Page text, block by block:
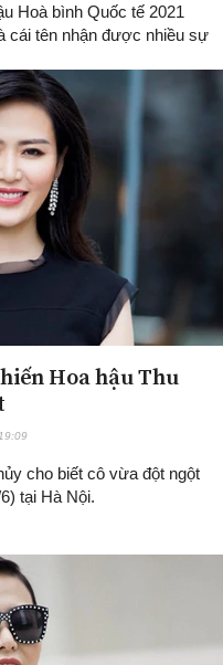
Hoà bình Quốc tế 2021
cái tên nhận được nhiều sự
Hoa hậu Thu
cho biết cô vừa đột ngột
tại Hà Nội.